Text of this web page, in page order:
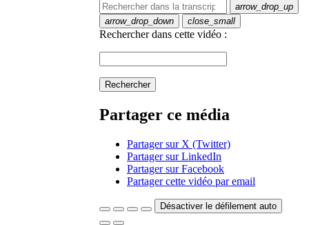
arrow_drop_up
arrow_drop_down
close_small
Rechercher dans cette vidéo :
Rechercher
Partager ce média
Partager sur X (Twitter)
Partager sur LinkedIn
Partager sur Facebook
Partager cette vidéo par email
Désactiver le défilement auto